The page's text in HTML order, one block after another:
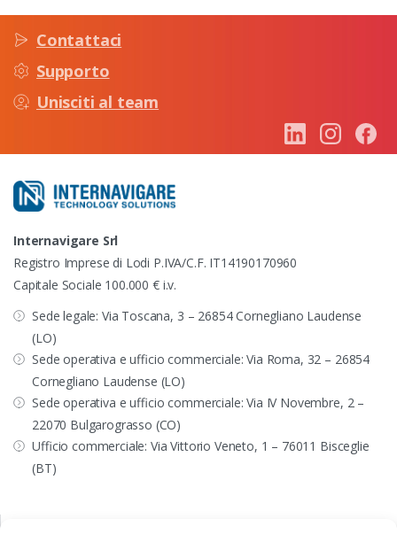
Contattaci
Supporto
Unisciti al team
Internavigare Srl
Registro Imprese di Lodi P.IVA/C.F. IT14190170960
Capitale Sociale 100.000 € i.v.
Sede legale: Via Toscana, 3 – 26854 Cornegliano Laudense
(LO)
Sede operativa e ufficio commerciale: Via Roma, 32 – 26854
Cornegliano Laudense (LO)
Sede operativa e ufficio commerciale: Via IV Novembre, 2 –
22070 Bulgarograsso (CO)
Ufficio commerciale: Via Vittorio Veneto, 1 – 76011 Bisceglie
(BT)